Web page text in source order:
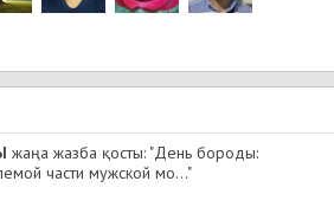
жаңа жазба қосты: "День бороды:
части мужской мо..."